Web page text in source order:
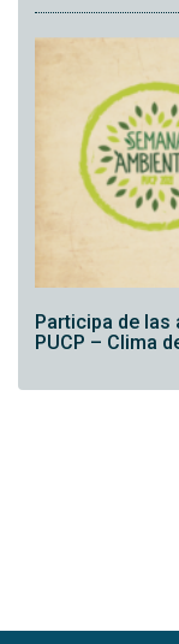
Participa de las
PUCP – Clima